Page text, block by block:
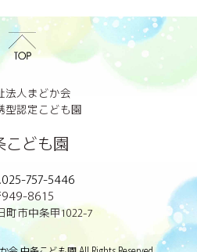
法人まどか会
型認定こども園
こども園
025-757-5446
949-8615
町市中条甲1022-7